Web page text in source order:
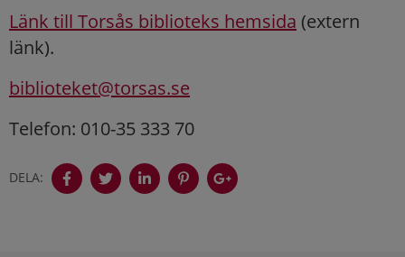
Länk till Torsås biblioteks hemsida (extern
länk).
biblioteket@torsas.se
Telefon: 010-35 333 70
DELA: